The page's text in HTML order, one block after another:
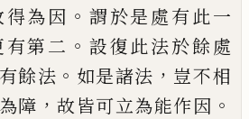
得為因 。 謂於是處有此一
第二 。 設復此法於餘處
餘法 。 如是諸法 ， 豈不相
障 ，故皆可立為能作因 。